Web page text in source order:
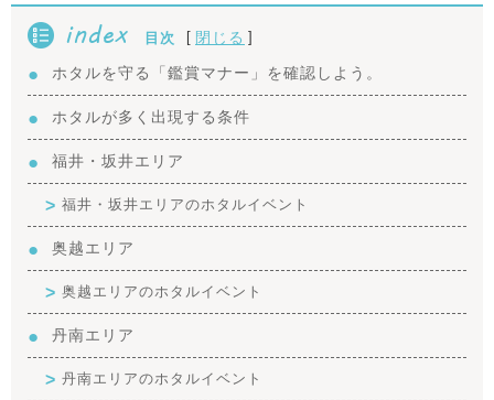
index 目次 [ 閉じる ]
ホタルを守る「鑑賞マナー」を確認しよう。
ホタルが多く出現する条件
福井・坂井エリア
福井・坂井エリアのホタルイベント
奥越エリア
奥越エリアのホタルイベント
丹南エリア
丹南エリアのホタルイベント